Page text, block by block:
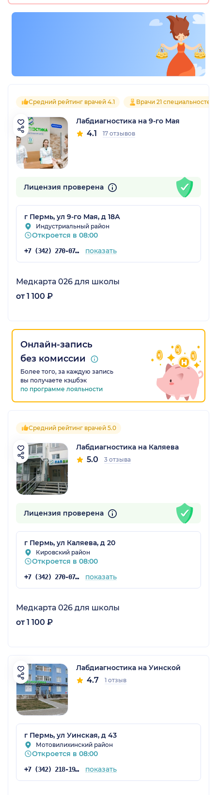
Средний рейтинг врачей 4.1 Врачи 21 специальностей
Лабдиагностика на 9-го Мая
4.1 17 отзывов
Лицензия проверена
г Пермь, ул 9-го Мая, д 18А
Индустриальный район
Откроется в 08:00
+7 (342) 270-07-89 показать
Медкарта 026 для школы
от 1 100 ₽
Онлайн-запись
без комиссии
Более того, за каждую запись
вы получаете кэшбэк
по программе лояльности
Средний рейтинг врачей 5.0
Лабдиагностика на Каляева
5.0 3 отзыва
Лицензия проверена
г Пермь, ул Каляева, д 20
Кировский район
Откроется в 08:00
+7 (342) 270-07-89 показать
Медкарта 026 для школы
от 1 100 ₽
Лабдиагностика на Уинской
4.7 1 отзыв
г Пермь, ул Уинская, д 43
Мотовилихинский район
Откроется в 08:00
+7 (342) 218-19-00 показать